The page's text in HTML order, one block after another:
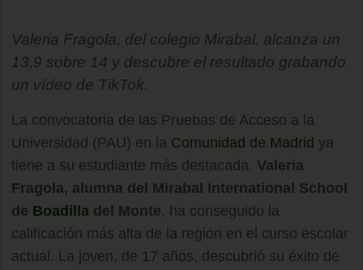
Valeria Fragola, del colegio Mirabal, alcanza un
13,9 sobre 14 y descubre el resultado grabando
un vídeo de TikTok.
La convocatoria de las Pruebas de Acceso a la
Universidad (PAU) en la Comunidad de Madrid ya
tiene a su estudiante más destacada. Valeria
Fragola, alumna del Mirabal International School
de Boadilla del Monte, ha conseguido la
calificación más alta de la región en el curso escolar
actual. La joven, de 17 años, descubrió su éxito de